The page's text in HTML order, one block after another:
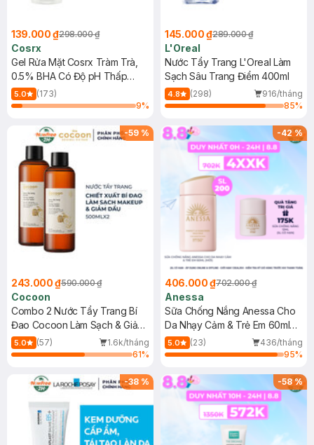
139.000 ₫298.000 ₫
Cosrx
Gel Rửa Mặt Cosrx Tràm Trà,
0.5% BHA Có Độ pH Thấp
150ml
5.0
(173)
9%
145.000 ₫289.000 ₫
L'Oreal
Nước Tẩy Trang L'Oreal Làm
Sạch Sâu Trang Điểm 400ml
4.8 (298)
916/tháng
85%
-59 %
243.000 ₫590.000 ₫
Cocoon
Combo 2 Nước Tẩy Trang Bí
Đao Cocoon Làm Sạch & Giảm
Dầu 500ml
5.0 (57)
1.6k/tháng
61%
-42%
406.000 ₫702.000 ₫
Anessa
Sữa Chống Nắng Anessa Cho
Da Nhạy Cảm & Trẻ Em 60ml
(Mới)
5.0 (23)
436/tháng
95%
-38 % -58%